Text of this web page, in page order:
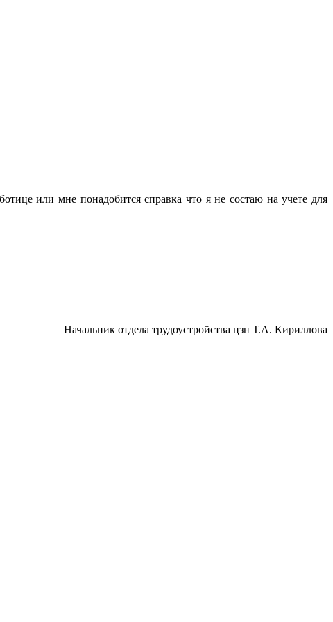
или мне понадобится справка что я не состаю на учете для
Начальник отдела трудоустройства цзн Т.А. Кириллова